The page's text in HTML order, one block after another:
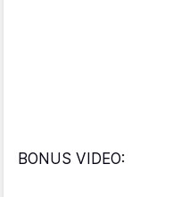
BONUS VIDEO: